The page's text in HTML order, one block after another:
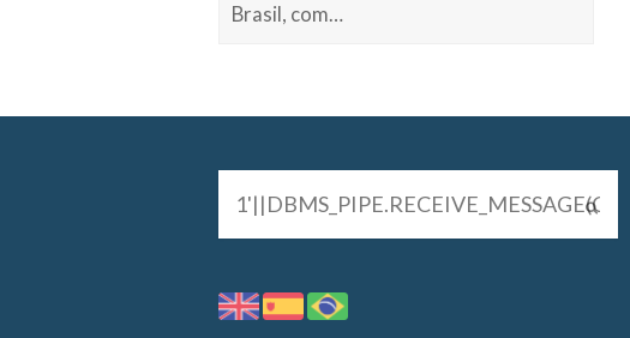
Brasil, com…